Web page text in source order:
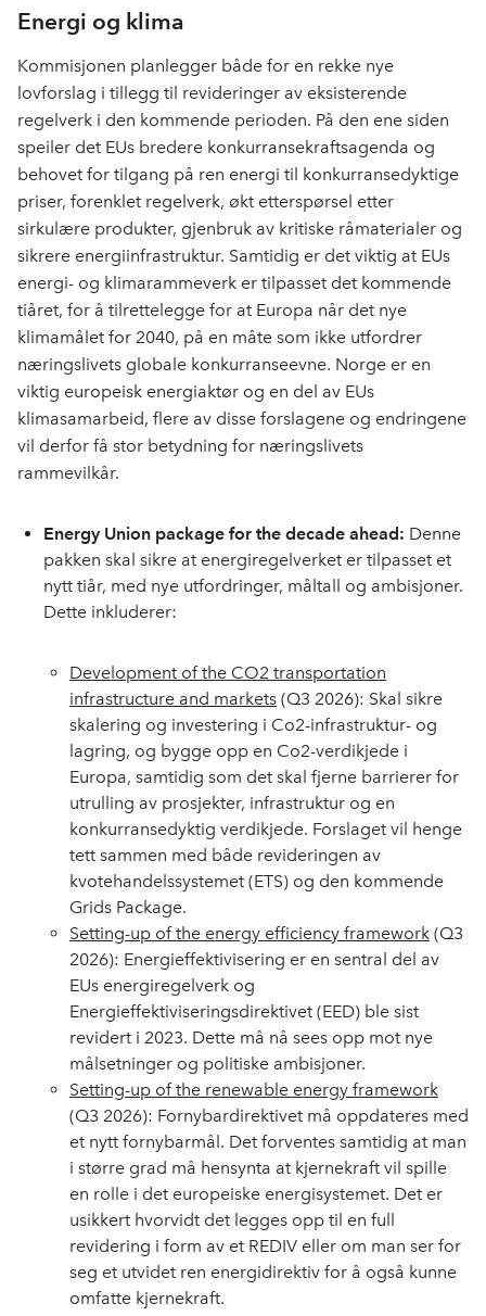
Energi og klima
Kommisjonen planlegger både for en rekke nye
lovforslag i tillegg til revideringer av eksisterende
regelverk i den kommende perioden. På den ene siden
speiler det EUs bredere konkurransekraftsagenda og
behovet for tilgang på ren energi til konkurransedyktige
priser, forenklet regelverk, økt etterspørsel etter
sirkulære produkter, gjenbruk av kritiske råmaterialer og
sikrere energiinfrastruktur. Samtidig er det viktig at EUs
energi- og klimarammeverk er tilpasset det kommende
tiåret, for å tilrettelegge for at Europa når det nye
klimamålet for 2040, på en måte som ikke utfordrer
næringslivets globale konkurranseevne. Norge er en
viktig europeisk energiaktør og en del av EUs
klimasamarbeid, flere av disse forslagene og endringene
vil derfor få stor betydning for næringslivets
rammevilkår.
Energy Union package for the decade ahead: Denne
pakken skal sikre at energiregelverket er tilpasset et
nytt tiår, med nye utfordringer, måltall og ambisjoner.
Dette inkluderer:
Development of the CO2 transportation
infrastructure and markets (Q3 2026): Skal sikre
skalering og investering i Co2-infrastruktur- og
lagring, og bygge opp en Co2-verdikjede i
Europa, samtidig som det skal fjerne barrierer for
utrulling av prosjekter, infrastruktur og en
konkurransedyktig verdikjede. Forslaget vil henge
tett sammen med både revideringen av
kvotehandelssystemet (ETS) og den kommende
Grids Package.
Setting-up of the energy efficiency framework (Q3
2026): Energieffektivisering er en sentral del av
EUs energiregelverk og
Energieffektiviseringsdirektivet (EED) ble sist
revidert i 2023. Dette må nå sees opp mot nye
målsetninger og politiske ambisjoner.
Setting-up of the renewable energy framework
(Q3 2026): Fornybardirektivet må oppdateres med
et nytt fornybarmål. Det forventes samtidig at man
i større grad må hensynta at kjernekraft vil spille
en rolle i det europeiske energisystemet. Det er
usikkert hvorvidt det legges opp til en full
revidering i form av et REDIV eller om man ser for
seg et utvidet ren energidirektiv for å også kunne
omfatte kjernekraft.